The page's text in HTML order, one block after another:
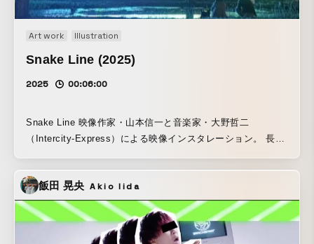
面にならず、作品空間は、人々の身体のある空間と一体とな
ージ：https://www.teamlab.art/jp/ew/order-chaos-
phenomena/phenomena/
Art work Illustration
Snake Line (2025)
2025 00:06:00
Snake Line 映像作家・山本信一と音楽家・大野哲二
（Intercity-Express）による映像インスタレーション。 長岡
台に、40枚のLEDディスプレイを連結した全長20メートルの
スクリーンを設置。建物からも望むことができる森の縁に位
置し、晩秋の落葉が舞う景色の中に溶け込むように展開し
た。 朝9時から夜9時まで、移ろいゆく陽光や雨の質感、夜に
は漆黒の森と水面に光を映しながら、時間と天候の変化とと
飯田 晃央 Akio Iida